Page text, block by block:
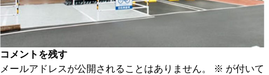
コメントを残す
メールアドレスが公開されることはありません。
※ が付いて